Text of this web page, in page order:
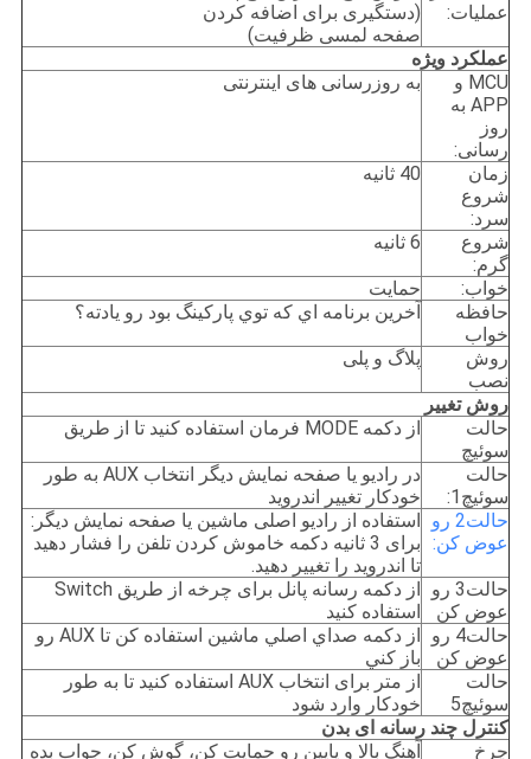
عملیات:
(دستگیری برای اضافه کردن
صفحه لمسی ظرفیت)
عملکرد ویژه
MCU و
APP به
روز
رسانی:
به روزرسانی های اینترنتی
زمان
شروع
سرد:
40 ثانیه
شروع
گرم:
6 ثانیه
خواب:
حمایت
حافظه
خواب
آخرين برنامه اي که توي پارکينگ بود رو يادته؟
روش
نصب
پلاگ و پلی
روش تغییر
حالت
سوئیچ
از دکمه MODE فرمان استفاده کنید تا از طریق
حالت
سوئیچ1:
در رادیو یا صفحه نمایش دیگر انتخاب AUX به طور
خودکار تغییر اندروید
حالت2 رو
عوض کن:
استفاده از رادیو اصلی ماشین یا صفحه نمایش دیگر:
برای 3 ثانیه دکمه خاموش کردن تلفن را فشار دهید
تا اندروید را تغییر دهید.
حالت3 رو
عوض کن
از دکمه رسانه پانل برای چرخه از طریق Switch
استفاده کنید
حالت4 رو
عوض کن
از دکمه صداي اصلي ماشين استفاده کن تا AUX رو
باز کني
حالت
سوئیچ5
از متر برای انتخاب AUX استفاده کنید تا به طور
خودکار وارد شود
کنترل چند رسانه ای بدن
چرخ
آهنگ بالا و پايين رو حمايت کن، گوش کن، جواب بده